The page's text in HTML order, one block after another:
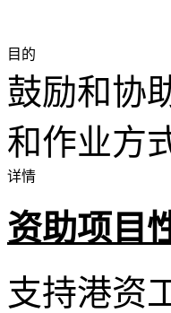
目的
鼓励和协
和作业方
详情
资助项目
支持港资